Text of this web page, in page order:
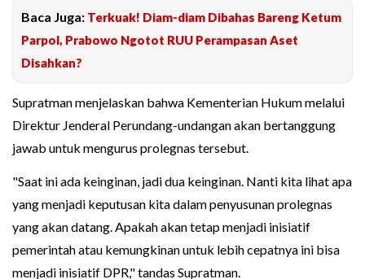
Baca Juga: Terkuak! Diam-diam Dibahas Bareng Ketum
Parpol, Prabowo Ngotot RUU Perampasan Aset
Disahkan?
Supratman menjelaskan bahwa Kementerian Hukum melalui
Direktur Jenderal Perundang-undangan akan bertanggung
jawab untuk mengurus prolegnas tersebut.
"Saat ini ada keinginan, jadi dua keinginan. Nanti kita lihat apa
yang menjadi keputusan kita dalam penyusunan prolegnas
yang akan datang. Apakah akan tetap menjadi inisiatif
pemerintah atau kemungkinan untuk lebih cepatnya ini bisa
menjadi inisiatif DPR," tandas Supratman.